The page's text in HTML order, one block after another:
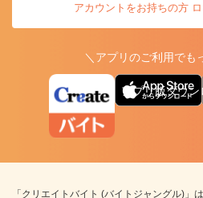
アカウントをお持ちの方
＼アプリのご利用でも
アプリ版ダウ
「クリエイトバイト (バイトジャングル)」